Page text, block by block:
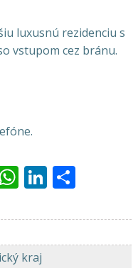
luxusnú rezidenciu s
vstupom cez bránu.
WhatsApp
LinkedIn
kraj